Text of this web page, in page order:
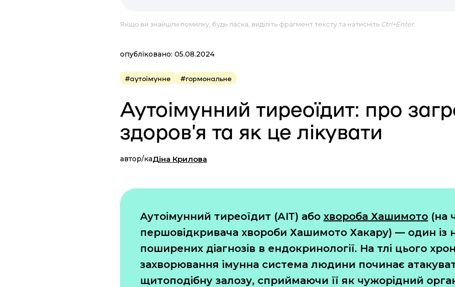
Якщо ви знайшли помилку, будь ласка, виділіть фрагмент тексту та натисніть Ctrl+Enter.
опубліковано: 05.08.2024
#аутоімунне #гормональне
Аутоімунний тиреоїдит: про
здоров’я та як це лікувати
автор/каДіна Крилова
Аутоімунний тиреоїдит (АІТ) або хвороба Хашимото (на
першовідкривача хвороби Хашимото Хакару) — один із
поширених діагнозів в ендокринології. На тлі цього
захворювання імунна система людини починає
щитоподібну залозу, сприймаючи її як чужорідний